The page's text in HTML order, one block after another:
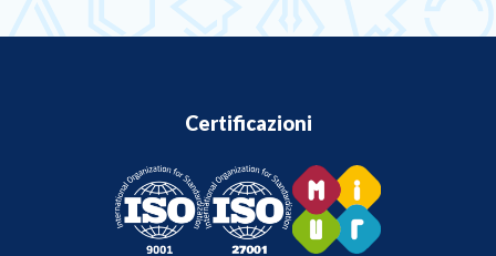
Certificazioni